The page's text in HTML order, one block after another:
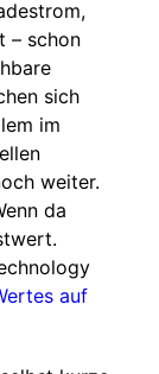
– schon
sich
im
weiter.
da
auf